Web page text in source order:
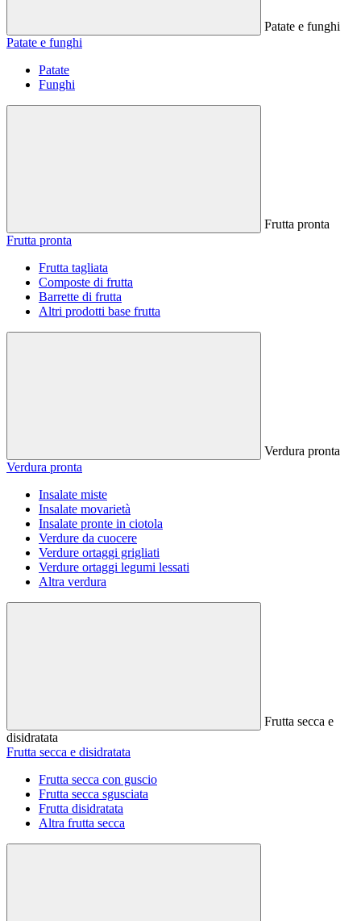
Patate e funghi
Patate e funghi
Patate
Funghi
Frutta pronta
Frutta pronta
Frutta tagliata
Composte di frutta
Barrette di frutta
Altri prodotti base frutta
Verdura pronta
Verdura pronta
Insalate miste
Insalate movarietà
Insalate pronte in ciotola
Verdure da cuocere
Verdure ortaggi grigliati
Verdure ortaggi legumi lessati
Altra verdura
Frutta secca e
disidratata
Frutta secca e disidratata
Frutta secca con guscio
Frutta secca sgusciata
Frutta disidratata
Altra frutta secca